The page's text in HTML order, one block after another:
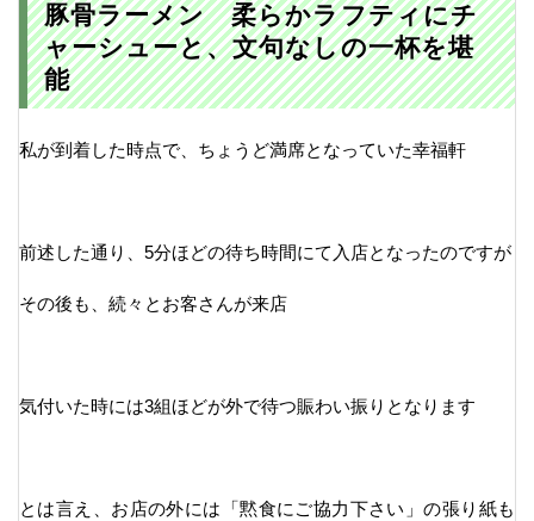
豚骨ラーメン 柔らかラフティにチ
ャーシューと、文句なしの一杯を堪
能
私が到着した時点で、ちょうど満席となっていた幸福軒
前述した通り、5分ほどの待ち時間にて入店となったのですが
その後も、続々とお客さんが来店
気付いた時には3組ほどが外で待つ賑わい振りとなります
とは言え、お店の外には「黙食にご協力下さい」の張り紙も